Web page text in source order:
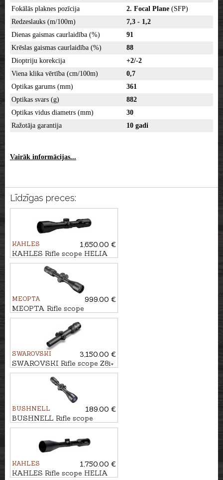
Fokālās plaknes pozīcija
2. Focal Plane (SFP)
Redzeslauks (m/100m)
7,3 - 1,2
Dienas gaismas caurlaidība (%)
91
Krēslas gaismas caurlaidība (%)
88
Dioptriju korekcija
+2/-2
Viena klika vērtība (cm/100m)
0,7
Optikas garums (mm)
361
Optikas svars (g)
882
Optikas vidus diametrs (mm)
30
Ražotāja garantija
10 gadi
Vairāk informācijas...
Līdzīgas preces:
KAHLES
1,650.00 €
KAHLES Rifle scope HELIA
1,6-8x42i #4-Dot
MEOPTA
999.00 €
MEOPTA Rifle scope
MeoStar R 2,5-15x50 RD - 4C
SWAROVSKI
3,150.00 €
SWAROVSKI Rifle scope Z8i+
1-8x24 SR 4A-I
BUSHNELL
189.00 €
BUSHNELL Rifle scope
LEGEND 3-9x40 Multi-X IR
KAHLES
1,750.00 €
KAHLES Rifle scope HELIA